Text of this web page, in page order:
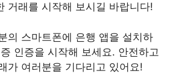
거래를 시작해 보시길 바랍니다!
의 스마트폰에 은행 앱을 설치하
인증을 시작해 보세요. 안전하고
가 여러분을 기다리고 있어요!